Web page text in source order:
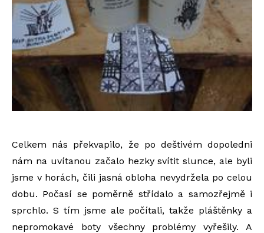
Celkem nás překvapilo, že po deštivém dopoledni
nám na uvítanou začalo hezky svítit slunce, ale byli
jsme v horách, čili jasná obloha nevydržela po celou
dobu. Počasí se poměrně střídalo a samozřejmě i
sprchlo. S tím jsme ale počítali, takže pláštěnky a
nepromokavé boty všechny problémy vyřešily. A